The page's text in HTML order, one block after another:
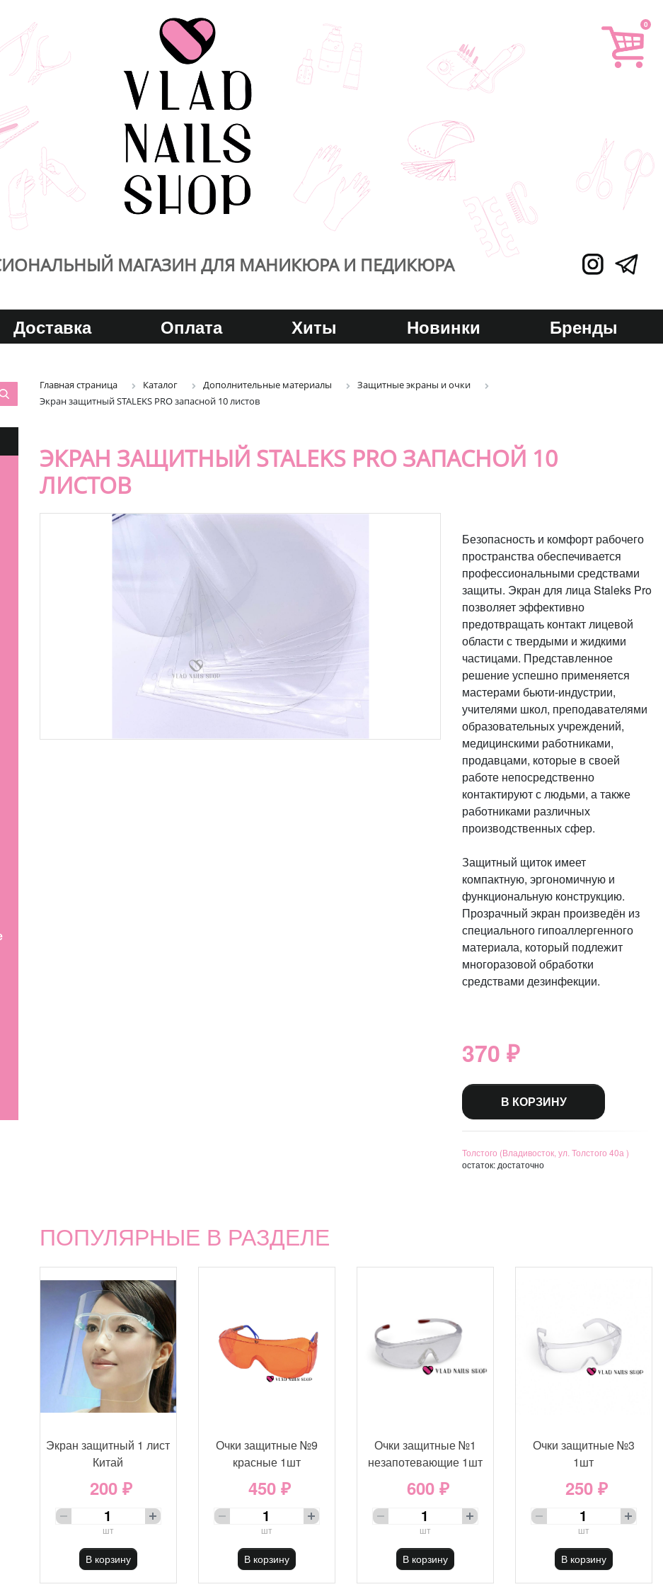
0
МАГАЗИН ДЛЯ МАНИКЮРА И ПЕДИКЮРА
Доставка Оплата Хиты Новинки Бренды
Главная страница Каталог Дополнительные материалы
Защитные экраны и очки
Экран защитный STALEKS PRO запасной 10 листов
ЭКРАН ЗАЩИТНЫЙ STALEKS PRO ЗАПАСНОЙ 10
ЛИСТОВ
Безопасность и комфорт рабочего
пространства обеспечивается
профессиональными средствами
защиты. Экран для лица Staleks Pro
позволяет эффективно
предотвращать контакт лицевой
области с твердыми и жидкими
частицами. Представленное
решение успешно применяется
мастерами бьюти-индустрии,
учителями школ, преподавателями
образовательных учреждений,
медицинскими работниками,
продавцами, которые в своей
работе непосредственно
контактируют с людьми, а также
работниками различных
производственных сфер.
Защитный щиток имеет
компактную, эргономичную и
функциональную конструкцию.
Прозрачный экран произведён из
специального гипоаллергенного
материала, который подлежит
многоразовой обработки
средствами дезинфекции.
370 ₽
В КОРЗИНУ
Толстого (Владивосток, ул. Толстого 40а )
остаток:достаточно
ПОПУЛЯРНЫЕ В РАЗДЕЛЕ
Экран защитный 1 лист
Китай
200 ₽
шт
В корзину
Очки защитные №9
красные 1шт
450 ₽
шт
В корзину
Очки защитные №1
незапотевающие 1шт
600 ₽
шт
В корзину
Очки защитные №3
1шт
250 ₽
шт
В корзину